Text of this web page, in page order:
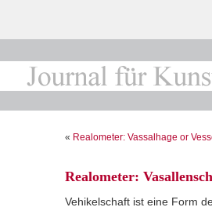
« Realometer: Vassalhage or
Realometer:
Vehikelschaft ist eine Form